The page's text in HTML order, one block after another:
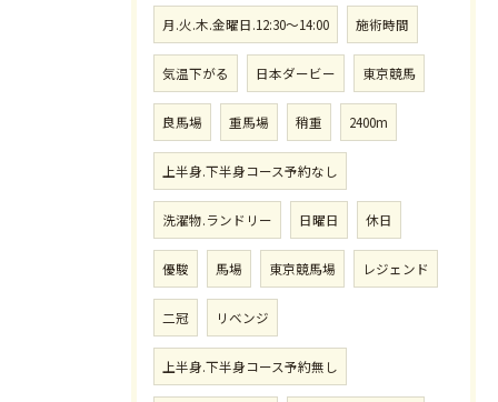
月.火.木.金曜日.12:30〜14:00 施術時間
気温下がる 日本ダービー 東京競馬
良馬場 重馬場 稍重 2400m
上半身.下半身コース予約なし
洗濯物.ランドリー 日曜日 休日
優駿 馬場 東京競馬場 レジェンド
二冠 リベンジ
上半身.下半身コース予約無し